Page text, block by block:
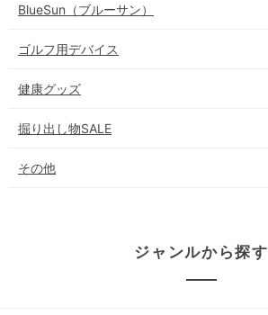
BlueSun（ブルーサン）
ゴルフ用デバイス
健康グッズ
掘り出し物SALE
その他
ジャンルから探す